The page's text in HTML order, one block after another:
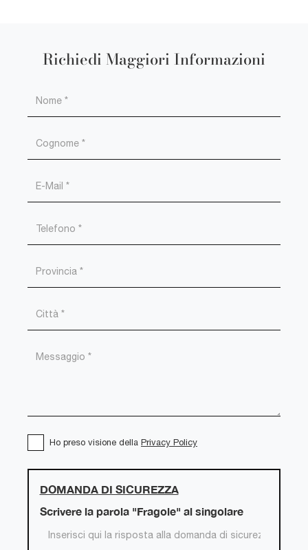
Richiedi Maggiori Informazioni
Ho preso visione della Privacy Policy
DOMANDA DI SICUREZZA
Scrivere la parola "Fragole" al singolare